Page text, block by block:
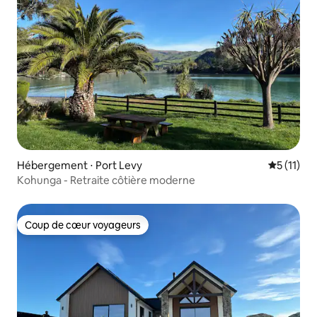
Hébergement ⋅ Port Levy
5 (11)
Kohunga - Retraite côtière moderne
Coup de cœur voyageurs
Coup de cœur voyageurs